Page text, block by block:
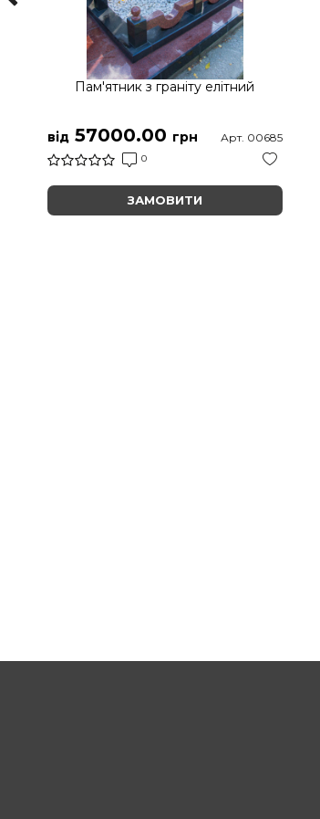
Пам'ятник з граніту елітний
від 57000.00 грн
0
Арт. 00685
ЗАМОВИТИ